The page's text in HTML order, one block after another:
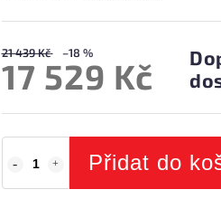
21 439 Kč –18 %
17 529 Kč
Přidat do